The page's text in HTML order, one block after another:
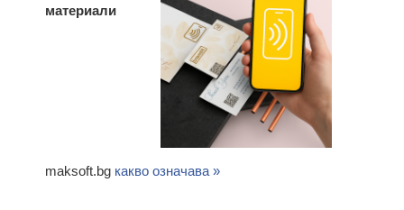
материали
maksoft.bg какво означава »